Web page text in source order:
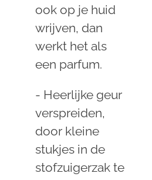
ook op je huid
wrijven, dan
werkt het als
een parfum.
- Heerlijke geur
verspreiden,
door kleine
stukjes in de
stofzuigerzak te